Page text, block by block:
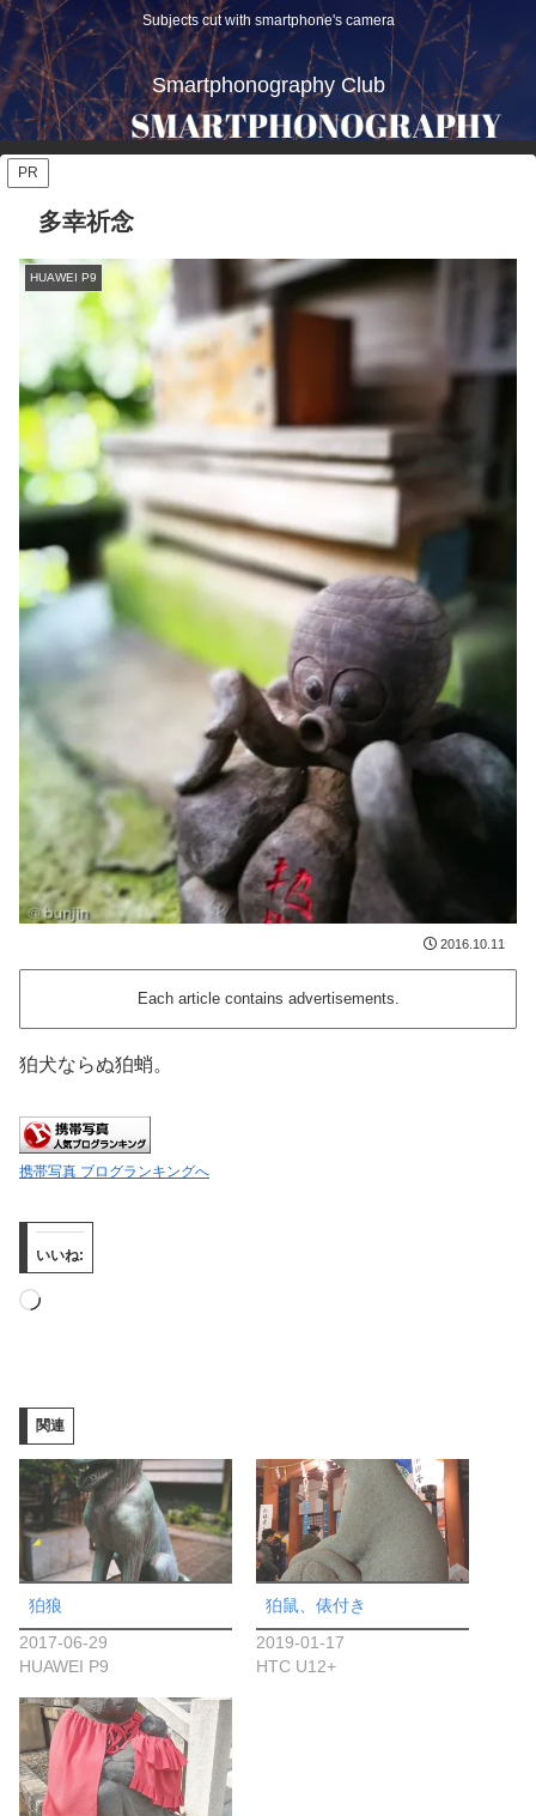
Subjects cut with smartphone's camera
Smartphonography Club
PR
多幸祈念
HUAWEI P9
2016.10.11
Each article contains advertisements.
狛犬ならぬ狛蛸。
携帯写真 ブログランキングへ
いいね:
読
み
中…
関連
狛狼
2017-06-29
HUAWEI P9
狛鼠、俵付き
2019-01-17
HTC U12+